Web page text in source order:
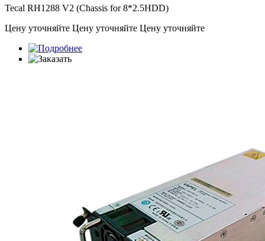
Tecal RH1288 V2 (Chassis for 8*2.5HDD)
Цену уточняйте Цену уточняйте Цену уточняйте